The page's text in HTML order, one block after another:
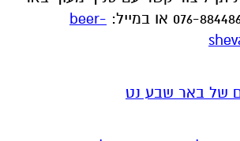
של באר שבע נט